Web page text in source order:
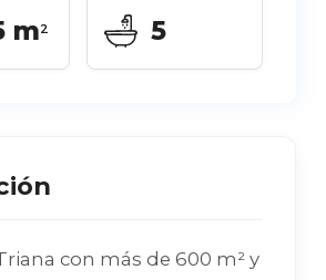
m2 5
con más de 600 m² y